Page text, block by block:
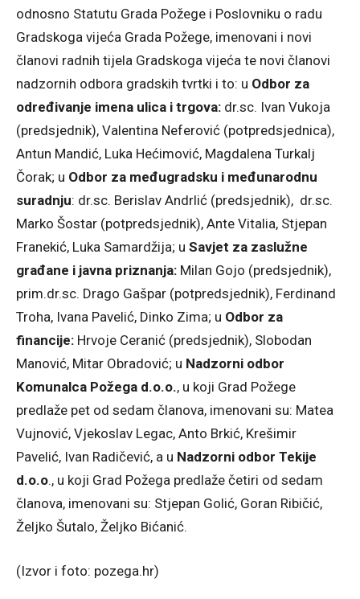
odnosno Statutu Grada Požege i Poslovniku o radu
Gradskoga vijeća Grada Požege, imenovani i novi
članovi radnih tijela Gradskoga vijeća te novi članovi
nadzornih odbora gradskih tvrtki i to: u Odbor za
određivanje imena ulica i trgova: dr.sc. Ivan Vukoja
(predsjednik), Valentina Neferović (potpredsjednica),
Antun Mandić, Luka Hećimović, Magdalena Turkalj
Čorak; u Odbor za međugradsku i međunarodnu
suradnju: dr.sc. Berislav Andrlić (predsjednik), dr.sc.
Marko Šostar (potpredsjednik), Ante Vitalia, Stjepan
Franekić, Luka Samardžija; u Savjet za zaslužne
građane i javna priznanja: Milan Gojo (predsjednik),
prim.dr.sc. Drago Gašpar (potpredsjednik), Ferdinand
Troha, Ivana Pavelić, Dinko Zima; u Odbor za
financije: Hrvoje Ceranić (predsjednik), Slobodan
Manović, Mitar Obradović; u Nadzorni odbor
Komunalca Požega d.o.o., u koji Grad Požege
predlaže pet od sedam članova, imenovani su: Matea
Vujnović, Vjekoslav Legac, Anto Brkić, Krešimir
Pavelić, Ivan Radičević, a u Nadzorni odbor Tekije
d.o.o., u koji Grad Požega predlaže četiri od sedam
članova, imenovani su: Stjepan Golić, Goran Ribičić,
Željko Šutalo, Željko Bićanić.
(Izvor i foto: pozega.hr)